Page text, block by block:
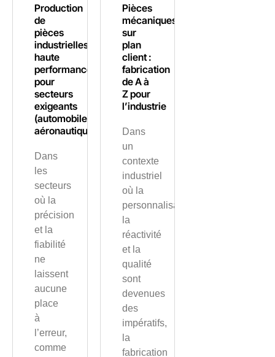
Production
de
pièces
industrielles
haute
performance
pour
secteurs
exigeants
(automobile,
aéronautique)
Dans
les
secteurs
où la
précision
et la
fiabilité
ne
laissent
aucune
place
à
l’erreur,
comme
Pièces
mécaniques
sur
plan
client :
fabrication
de A à
Z pour
l’industrie
Dans
un
contexte
industriel
où la
personnalisation,
la
réactivité
et la
qualité
sont
devenues
des
impératifs,
la
fabrication